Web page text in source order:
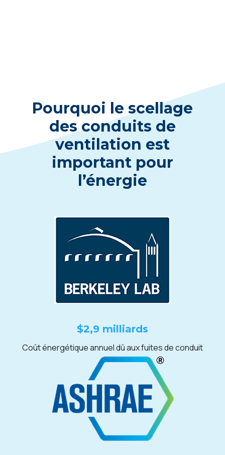
Pourquoi le scellage
des conduits de
ventilation est
important pour
l’énergie
$2,9 milliards
Coût énergétique annuel dû aux fuites de conduit